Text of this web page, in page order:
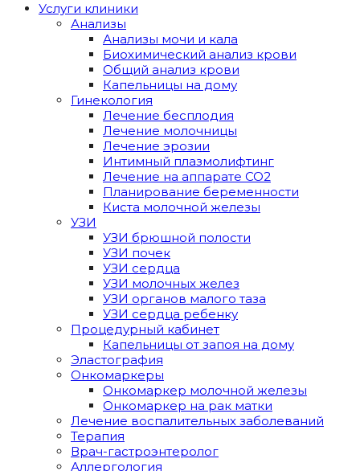
Услуги клиники
Анализы
Анализы мочи и кала
Биохимический анализ крови
Общий анализ крови
Капельницы на дому
Гинекология
Лечение бесплодия
Лечение молочницы
Лечение эрозии
Интимный плазмолифтинг
Лечение на аппарате CO2
Планирование беременности
Киста молочной железы
УЗИ
УЗИ брюшной полости
УЗИ почек
УЗИ сердца
УЗИ молочных желез
УЗИ органов малого таза
УЗИ сердца ребенку
Процедурный кабинет
Капельницы от запоя на дому
Эластография
Онкомаркеры
Онкомаркер молочной железы
Онкомаркер на рак матки
Лечение воспалительных заболеваний
Терапия
Врач-гастроэнтеролог
Аллергология